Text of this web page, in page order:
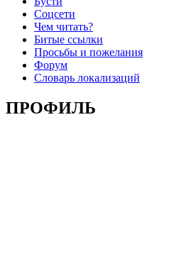
Соцсети
Чем читать?
Битые ссылки
Просьбы и пожелания
Форум
Словарь локализаций
ПРОФИЛЬ